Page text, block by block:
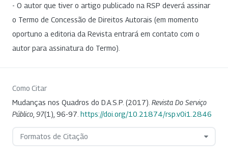
- O autor que tiver o artigo publicado na RSP deverá assinar
o Termo de Concessão de Direitos Autorais (em momento
oportuno a editoria da Revista entrará em contato com o
autor para assinatura do Termo).
Como Citar
Mudanças nos Quadros do D.A.S.P. (2017). Revista Do Serviço
Público 97(1), 96-97. https://doi.org/10.21874/rsp.v0i1.2846
Formatos de Citação